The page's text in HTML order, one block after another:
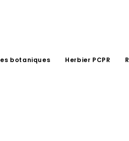
botaniques Herbier PCPR